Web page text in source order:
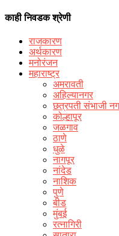
काही निवडक श्रेणी
राजकारण
अर्थकारण
मनोरंजन
महाराष्ट्र
अमरावती
अहिल्यानगर
छत्रपती संभाजी
कोल्हापूर
जळगाव
ठाणे
धुळे
नागपूर
नांदेड
नाशिक
पुणे
बीड
मुंबई
रत्नागिरी